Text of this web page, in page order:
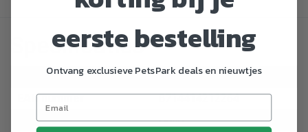
Specificaties
Artikelnummer
770583
EAN nummer
8714414212264
Dier
Hond
eerste bestelling
Ontvang exclusieve PetsPark deals en nieuwtjes